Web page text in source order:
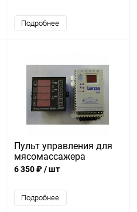
Подробнее
Пульт управления для
мясомассажера
6 350 ₽/ шт
Подробнее